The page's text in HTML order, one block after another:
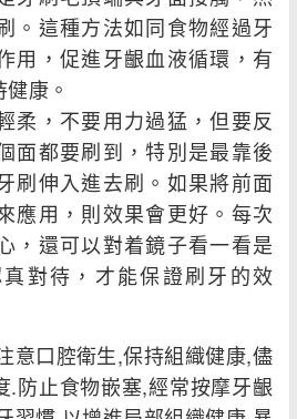
。這種方法如同食物經過牙
用，促進牙齦血液循環，有
康。
柔，不要用力過猛，但要反
面都要刷到，特別是最靠後
刷伸入進去刷。如果將前面
應用，則效果會更好。每次
，還可以對着鏡子看一看是
對待，才能保證刷牙的效
意口腔衛生,保持組織健康,儘
.防止食物嵌塞,經常按摩牙齦